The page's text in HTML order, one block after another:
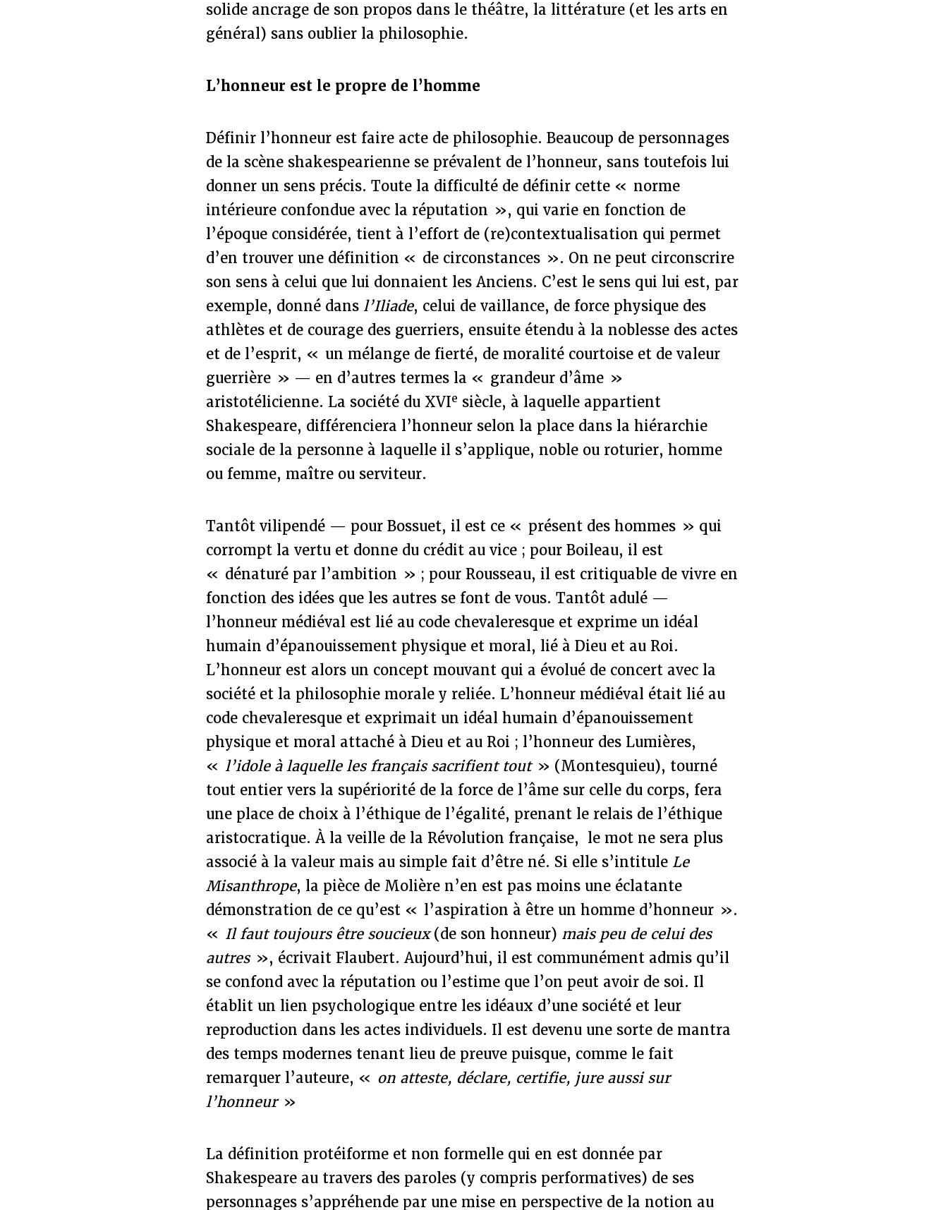
solide ancrage de son propos dans le théâtre, la littérature (et les arts en
général) sans oublier la philosophie.
L’honneur est le propre de l’homme
Définir l’honneur est faire acte de philosophie. Beaucoup de personnages
de la scène shakespearienne se prévalent de l’honneur, sans toutefois lui
donner un sens précis. Toute la difficulté de définir cette « norme
intérieure confondue avec la réputation », qui varie en fonction de
l’époque considérée, tient à l’effort de (re)contextualisation qui permet
d’en trouver une définition « de circonstances ». On ne peut circonscrire
son sens à celui que lui donnaient les Anciens. C’est le sens qui lui est, par
exemple, donné dansl’Iliade, celui de vaillance, de force physique des
athlètes et de courage des guerriers, ensuite étendu à la noblesse des actes
et de l’esprit, « un mélange de fierté, de moralité courtoise et de valeur
guerrière » — en d’autres termes la « grandeur d’âme »
aristotélicienne. La société du XVIe siècle, à laquelle appartient
Shakespeare, différenciera l’honneur selon la place dans la hiérarchie
sociale de la personne à laquelle il s’applique, noble ou roturier, homme
ou femme, maître ou serviteur.
Tantôt vilipendé — pour Bossuet, il est ce « présent des hommes » qui
corrompt la vertu et donne du crédit au vice ; pour Boileau, il est
« dénaturé par l’ambition » ; pour Rousseau, il est critiquable de vivre en
fonction des idées que les autres se font de vous. Tantôt adulé —
l’honneur médiéval est lié au code chevaleresque et exprime un idéal
humain d’épanouissement physique et moral, lié à Dieu et au Roi.
L’honneur est alors un concept mouvant qui a évolué de concert avec la
société et la philosophie morale y reliée. L’honneur médiéval était lié au
code chevaleresque et exprimait un idéal humain d’épanouissement
physique et moral attaché à Dieu et au Roi ; l’honneur des Lumières,
«l’idole à laquelle les français sacrifient tout» (Montesquieu), tourné
tout entier vers la supériorité de la force de l’âme sur celle du corps, fera
une place de choix à l’éthique de l’égalité, prenant le relais de l’éthique
aristocratique. À la veille de la Révolution française, le mot ne sera plus
associé à la valeur mais au simple fait d’être né. Si elle s’intitule Le
Misanthrope, la pièce de Molière n’en est pas moins une éclatante
démonstration de ce qu’est « l’aspiration à être un homme d’honneur ».
« Il faut toujours être soucieux(de son honneur) mais peu de celui des
autres», écrivait Flaubert. Aujourd’hui, il est communément admis qu’il
se confond avec la réputation ou l’estime que l’on peut avoir de soi. Il
établit un lien psychologique entre les idéaux d’une société et leur
reproduction dans les actes individuels. Il est devenu une sorte de mantra
des temps modernes tenant lieu de preuve puisque, comme le fait
remarquer l’auteure, « on atteste, déclare, certifie, jure aussi sur
l’honneur»
La définition protéiforme et non formelle qui en est donnée par
Shakespeare au travers des paroles (y compris performatives) de ses
personnages s’appréhende par une mise en perspective de la notion au